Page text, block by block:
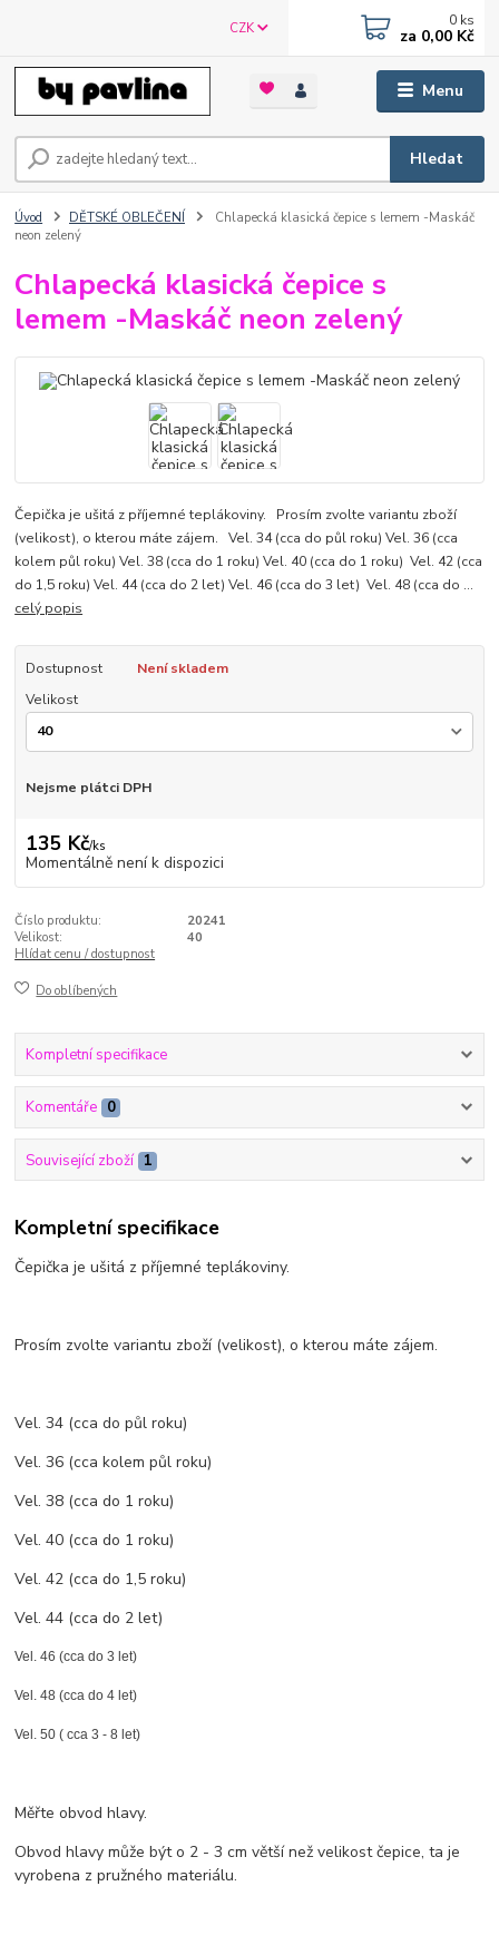
Menu
CZK
Hledat
0 ks
za 0,00 Kč
Úvod DĚTSKÉ OBLEČENÍ
Chlapecká klasická čepice s lemem -Maskáč
neon zelený
Chlapecká klasická čepice s
lemem -Maskáč neon zelený
Čepička je ušitá z příjemné teplákoviny. Prosím zvolte variantu zboží
(velikost), o kterou máte zájem. Vel. 34 (cca do půl roku) Vel. 36 (cca
kolem půl roku) Vel. 38 (cca do 1 roku) Vel. 40 (cca do 1 roku) Vel. 42 (cca
do 1,5 roku) Vel. 44 (cca do 2 let) Vel. 46 (cca do 3 let) Vel. 48 (cca do ...
celý popis
Dostupnost
Není skladem
Velikost
Nejsme plátci DPH
135 Kč/ks
Momentálně není k dispozici
Číslo produktu:
20241
Velikost:
40
Hlídat cenu / dostupnost
Do oblíbených
Kompletní specifikace
Komentáře 0
Související zboží 1
Kompletní specifikace
Čepička je ušitá z příjemné teplákoviny.
Prosím zvolte variantu zboží (velikost), o kterou máte zájem.
Vel. 34 (cca do půl roku)
Vel. 36 (cca kolem půl roku)
Vel. 38 (cca do 1 roku)
Vel. 40 (cca do 1 roku)
Vel. 42 (cca do 1,5 roku)
Vel. 44 (cca do 2 let)
Vel. 46 (cca do 3 let)
Vel. 48 (cca do 4 let)
Vel. 50 ( cca 3 - 8 let)
Měřte obvod hlavy.
Obvod hlavy může být o 2 - 3 cm větší než velikost čepice, ta je
vyrobena z pružného materiálu.